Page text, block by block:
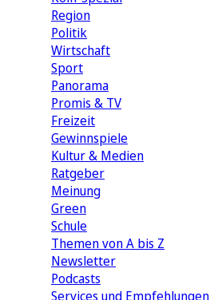
Region
Politik
Wirtschaft
Sport
Panorama
Promis & TV
Freizeit
Gewinnspiele
Kultur & Medien
Ratgeber
Meinung
Green
Schule
Themen von A bis Z
Newsletter
Podcasts
Services und Empfehlungen